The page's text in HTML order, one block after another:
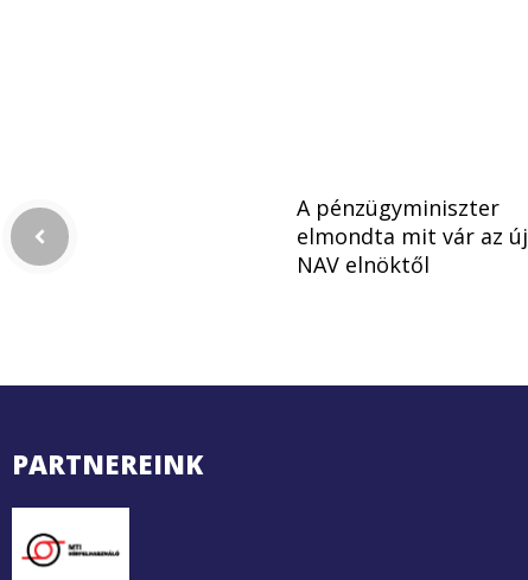
A pénzügyminiszter
elmondta mit vár az új
NAV elnöktől
PARTNEREINK